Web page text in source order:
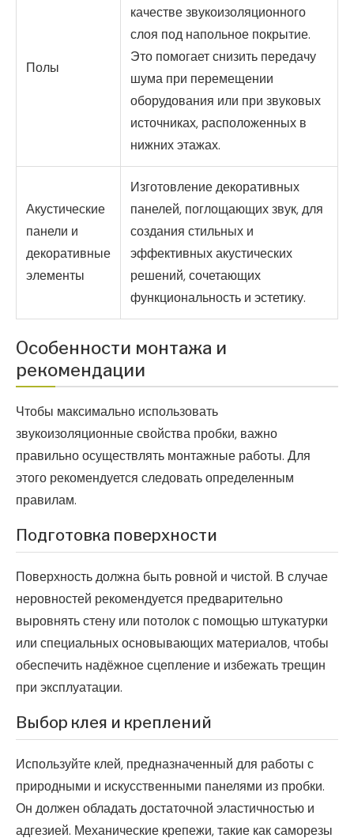
Полы
качестве звукоизоляционного
слоя под напольное покрытие.
Это помогает снизить передачу
шума при перемещении
оборудования или при звуковых
источниках, расположенных в
нижних этажах.
Акустические
панели и
декоративные
элементы
Изготовление декоративных
панелей, поглощающих звук, для
создания стильных и
эффективных акустических
решений, сочетающих
функциональность и эстетику.
Особенности монтажа и
рекомендации
Чтобы максимально использовать
звукоизоляционные свойства пробки, важно
правильно осуществлять монтажные работы. Для
этого рекомендуется следовать определенным
правилам.
Подготовка поверхности
Поверхность должна быть ровной и чистой. В случае
неровностей рекомендуется предварительно
выровнять стену или потолок с помощью штукатурки
или специальных основывающих материалов, чтобы
обеспечить надёжное сцепление и избежать трещин
при эксплуатации.
Выбор клея и креплений
Используйте клей, предназначенный для работы с
природными и искусственными панелями из пробки.
Он должен обладать достаточной эластичностью и
адгезией. Механические крепежи, такие как саморезы